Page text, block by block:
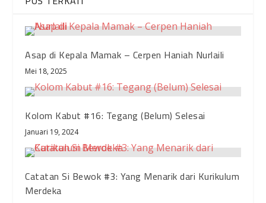
Asap di Kepala Mamak – Cerpen Haniah Nurlaili
Mei 18, 2025
Kolom Kabut #16: Tegang (Belum) Selesai
Januari 19, 2024
Catatan Si Bewok #3: Yang Menarik dari Kurikulum
Merdeka